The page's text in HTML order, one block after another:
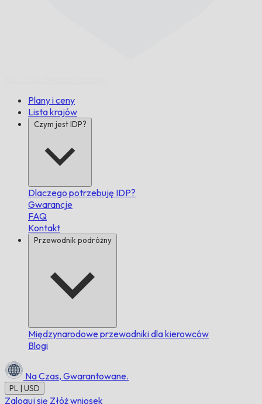
Plany i ceny
Lista krajów
Czym jest IDP?
Dlaczego potrzebuję IDP?
Gwarancje
FAQ
Kontakt
Przewodnik podróżny
Międzynarodowe przewodniki dla kierowców
Blogi
Na Czas, Gwarantowane.
PL | USD
Zaloguj się Złóż wniosek